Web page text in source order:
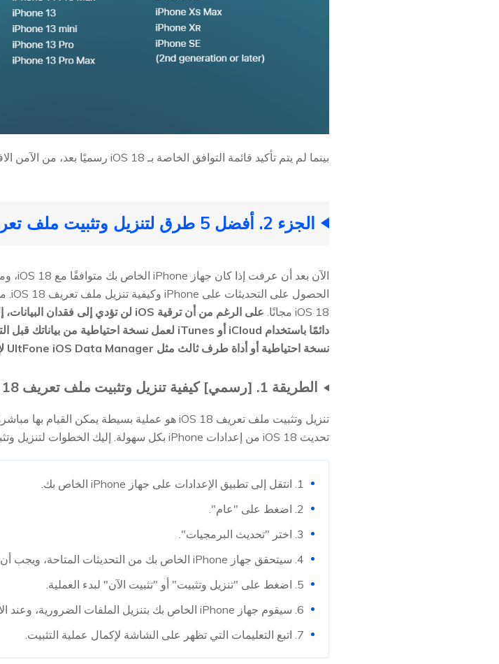
بينما لم يتم تأكيد قائمة التوافق الخاصة بـ iOS 18 رسميًا بعد، من الآمن الافتراض أن الطرازات نفسها (أو الأحدث) ستكون مدعومة.
الجزء 2. أفضل 5 طرق لتنزيل وتثبيت ملف تعريف iOS 18
iOS 18 مجانًا.
نسخة احتياطية أو أداة طرف ثالث مثل UltFone iOS Data Manager لإدارة وتأمين بياناتك.
الطريقة 1. [رسمي] كيفية تنزيل وتثبيت ملف تعريف iOS 18 من خلال إعدادات iPhone
تحديث iOS 18 من إعدادات iPhone بكل سهولة. إليك الخطوات لتنزيل وتثبيت ملف تعريف iOS 18:
1. انتقل إلى تطبيق الإعدادات على جهاز iPhone الخاص بك.
2. اضغط على "عام".
3. اختر "تحديث البرمجيات".
4. سيتحقق جهاز iPhone الخاص بك من التحديثات المتاحة، ويجب أن ترى خيار تنزيل وتثبيت iOS 18.
5. اضغط على "تنزيل وتثبيت" أو "تثبيت الآن" لبدء العملية.
6. سيقوم جهاز iPhone الخاص بك بتنزيل الملفات الضرورية، وعند الانتهاء، سيطلب منك تثبيت التحديث.
7. اتبع التعليمات التي تظهر على الشاشة لإكمال عملية التثبيت.